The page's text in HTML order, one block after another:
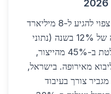
גלובלית, שוק חיתוך לייזר צפוי להגיע ל-8 מיליארד
דולר ב-2026, עם צמיחה של 12% בשנה (נתוני
Statista 2026). סין שולטת ב-45% מהייצור,
מאירופה. בישראל,
צורך בעיבוד